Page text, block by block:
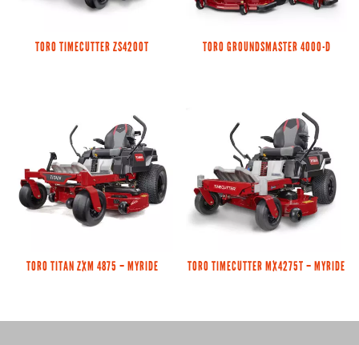
TORO TIMECUTTER ZS4200T TORO GROUNDSMASTER 4000-D
TORO TITAN ZXM 4875 – MYRIDE TORO TIMECUTTER MX4275T – MYRIDE